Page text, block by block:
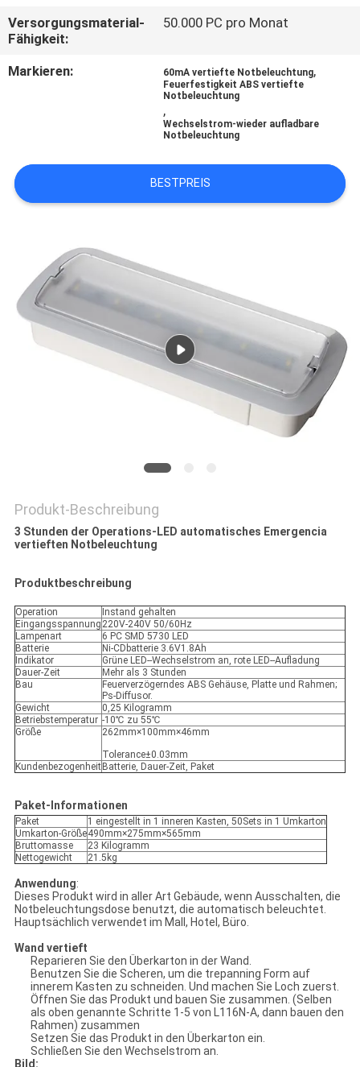
VERBINDUNG
SITEMAP
DATENSCHUTZRICHTLINIE
Versorgungsmaterial-
Fähigkeit:
50.000 PC pro Monat
Markieren: 60mA vertiefte Notbeleuchtung,
Feuerfestigkeit ABS vertiefte
Notbeleuchtung
,
Wechselstrom-wieder aufladbare
Notbeleuchtung
BESTPREIS
Produkt-Beschreibung
3 Stunden der Operations-LED automatisches Emergencia
vertieften Notbeleuchtung
Produktbeschreibung
Operation
Instand gehalten
Eingangsspannung 220V-240V 50/60Hz
Lampenart
6 PC SMD 5730 LED
Batterie
Ni-CDbatterie 3.6V1.8Ah
Indikator
Grüne LED--Wechselstrom an, rote LED--Aufladung
Dauer-Zeit
Mehr als 3 Stunden
Bau
Feuerverzögerndes ABS Gehäuse, Platte und Rahmen;
Ps-Diffusor.
Gewicht
0,25 Kilogramm
Betriebstemperatur -10℃ zu 55℃
Größe
262mm×100mm×46mm
Tolerance±0.03mm
Kundenbezogenheit Batterie, Dauer-Zeit, Paket
Paket-Informationen
Paket
1 eingestellt in 1 inneren Kasten, 50Sets in 1 Umkarton
Umkarton-Größe490mm×275mm×565mm
Bruttomasse
23 Kilogramm
Nettogewicht
21.5kg
Anwendung:
Dieses Produkt wird in aller Art Gebäude, wenn Ausschalten, die
Notbeleuchtungsdose benutzt, die automatisch beleuchtet.
Hauptsächlich verwendet im Mall, Hotel, Büro.
Wand vertieft
Reparieren Sie den Überkarton in der Wand.
Benutzen Sie die Scheren, um die trepanning Form auf
innerem Kasten zu schneiden. Und machen Sie Loch zuerst.
Öffnen Sie das Produkt und bauen Sie zusammen. (Selben
als oben genannte Schritte 1-5 von L116N-A, dann bauen den
Rahmen) zusammen
Setzen Sie das Produkt in den Überkarton ein.
Schließen Sie den Wechselstrom an.
Bild: